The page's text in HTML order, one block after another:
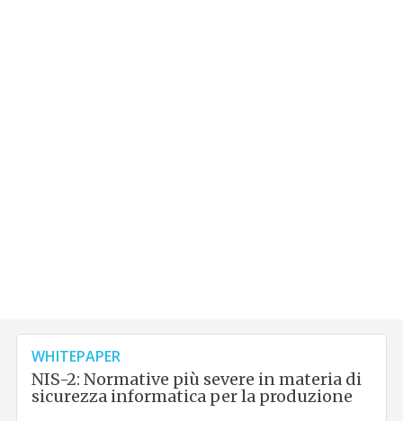
WHITEPAPER
NIS-2: Normative più severe in materia di
sicurezza informatica per la produzione